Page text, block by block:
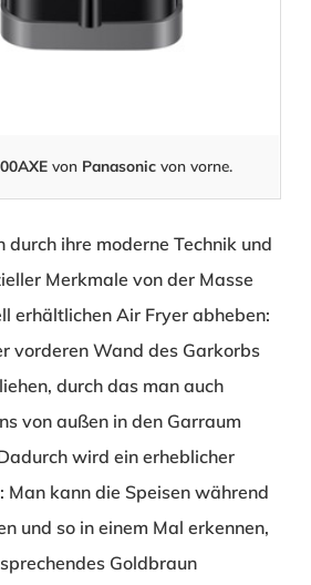
von Panasonic von vorne.
durch ihre moderne Technik und
Merkmale von der Masse
erhältlichen Air Fryer abheben:
vorderen Wand des Garkorbs
durch das man auch
von außen in den Garraum
wird ein erheblicher
Man kann die Speisen während
und so in einem Mal erkennen,
Goldbraun